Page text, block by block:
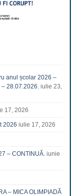
anul școlar 2026 –
28.07.2026. iulie 23,
17, 2026
2026 iulie 17, 2026
– CONTINUĂ. iunie
– MICA OLIMPIADĂ